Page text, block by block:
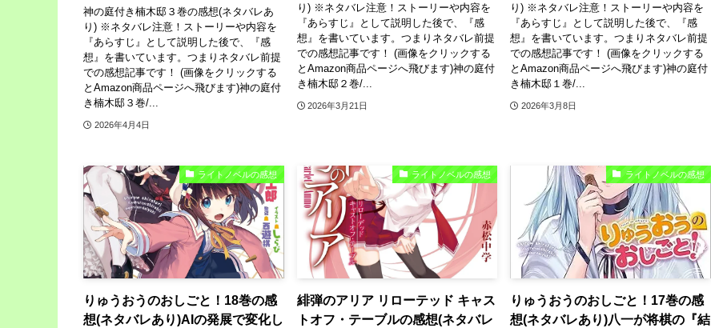
神の庭付き楠木邸３巻の感想(ネタバレあ
り) ※ネタバレ注意！ストーリーや内容を
『あらすじ』として説明した後で、『感
想』を書いています。つまりネタバレ前提
での感想記事です！ (画像をクリックする
とAmazon商品ページへ飛びます)神の庭付
き楠木邸３巻/...
2026年4月4日
り) ※ネタバレ注意！ストーリーや内容を
『あらすじ』として説明した後で、『感
想』を書いています。つまりネタバレ前提
での感想記事です！ (画像をクリックする
とAmazon商品ページへ飛びます)神の庭付
き楠木邸２巻/...
2026年3月21日
り) ※ネタバレ注意！ストーリーや内容を
『あらすじ』として説明した後で、『感
想』を書いています。つまりネタバレ前提
での感想記事です！ (画像をクリックする
とAmazon商品ページへ飛びます)神の庭付
き楠木邸１巻/...
2026年3月8日
ライトノベルの感想
りゅうおうのおしごと！18巻の感
想(ネタバレあり)AIの発展で変化し
ライトノベルの感想
緋弾のアリア リローテッド キャス
トオフ・テーブルの感想(ネタバレ
ライトノベルの感想
りゅうおうのおしごと！17巻の感
想(ネタバレあり)八一が将棋の『結